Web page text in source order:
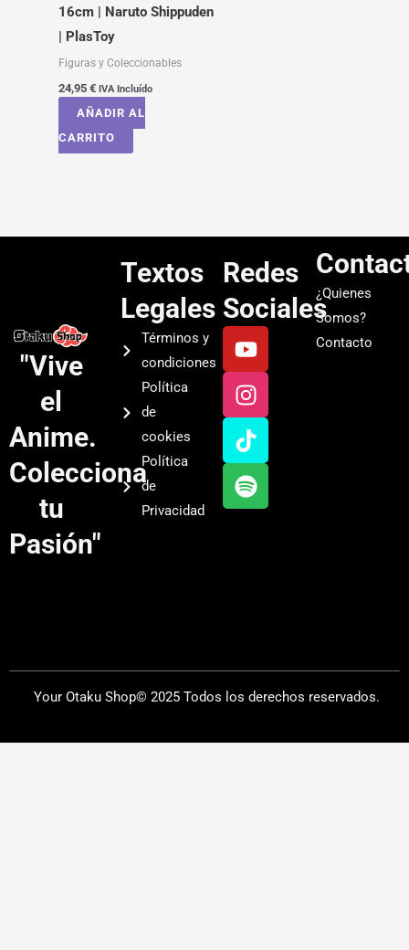
16cm | Naruto Shippuden
| PlasToy
Figuras y Coleccionables
24,95 € IVA Incluído
AÑADIR AL
CARRITO
"Vive
el
Anime.
Colecciona
tu
Pasión"
Textos
Legales
Términos y
condiciones
Política
de
cookies
Política
de
Privacidad
Redes
Sociales
Y
o
u
t
u
b
e
I
n
s
t
a
g
r
a
T
i
k
t
o
k
S
p
o
t
i
f
y
¿Quienes
Somos?
Contacto
Your Otaku Shop© 2025 Todos los derechos reservados.